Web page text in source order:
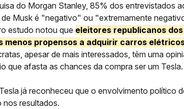
do Morgan Stanley, 85% dos entrevistados
Musk é "negativo" ou "extremamente
estudo notou que eleitores republicanos dos
menos propensos a adquirir carros
apesar de mais interessados, têm uma
que afasta as chances da compra ser um Tesla.
já reconheceu que o envolvimento político
nos resultados.